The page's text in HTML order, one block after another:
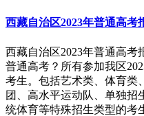
西藏自治区2023年普通高考
西藏自治区2023年普通高考
普通高考？所有参加我区
考生。包括艺术类、体育类
团、高水平运动队、单独招
统体育等特殊招生类型的考